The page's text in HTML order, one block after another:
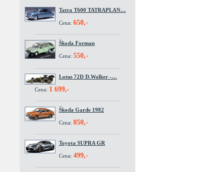
Tatra T600 TATRAPLAN…
Cena: 650,-
Škoda Forman
Cena: 550,-
Lotus 72D D.Walker -…
Cena: 1 699,-
Škoda Garde 1982
Cena: 850,-
Toyota SUPRA GR
Cena: 499,-